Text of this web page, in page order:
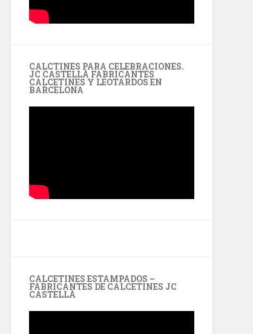
CALCTINES PARA CELEBRACIONES.
JC CASTELLÀ FABRICANTES
CALCETINES Y LEOTARDOS EN
BARCELONA
CALCETINES ESTAMPADOS –
FABRICANTES DE CALCETINES JC
CASTELLÀ